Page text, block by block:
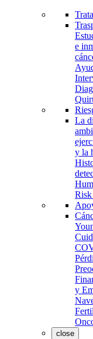
e
La
y la
y
close